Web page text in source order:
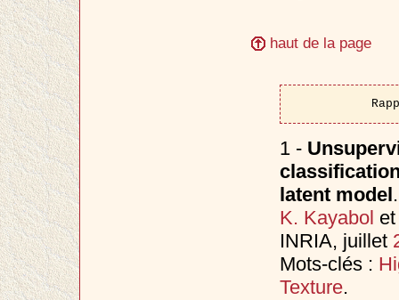
haut de la page
1 -
latent model .
K. Kayabol
INRIA, juillet
Mots-clés :
Texture.